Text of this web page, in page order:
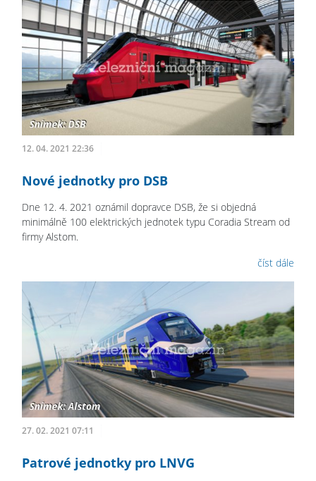
12. 04. 2021 22:36
Nové jednotky pro DSB
Dne 12. 4. 2021 oznámil dopravce DSB, že si objedná
minimálně 100 elektrických jednotek typu Coradia Stream od
firmy Alstom.
číst dále
27. 02. 2021 07:11
Patrové jednotky pro LNVG